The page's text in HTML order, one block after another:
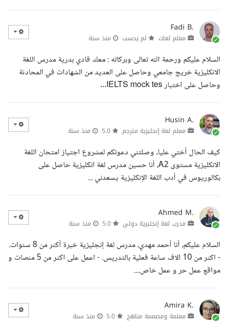
Fadi B.
معلم لغات لم يحسب منذ سنة
السلام عليكم ورحمة الله تعالى وبركاته : معك فادي بدرية مدرس اللغة
الانكليزية خريج جامعي وحاصل على العديد من الشهادات في المحادثة
وحاصل على اختبار IELTS mock tes...
Husin A.
معلم لغة إنجليزية مترجم منذ سنة
كيف الحال أختي عليا، وصلتني دعوتكم لمشروع اجتياز امتحان اللغة
الانكليزية مستوى A2، أنا حسين مدرس لغة انكليزية حاصل على
بكالوريوس في أدب اللغة الإنكليزية يسعدني ...
Ahmed M.
مدرب لغة إنجليزية دولي منذ سنة
السلام عليكم، أنا أحمد مهدي، مدرس لغة إنجليزية خبرة أكثر من 8 سنوات.
- اكثر من 10 الاف ساعة فعلية بالتدريس. - اعمل على اكثر من 5 منصات و
مواقع عمل حر و عمل خاص....
Amira K.
معلمة ومصممة مناهج منذ سنة